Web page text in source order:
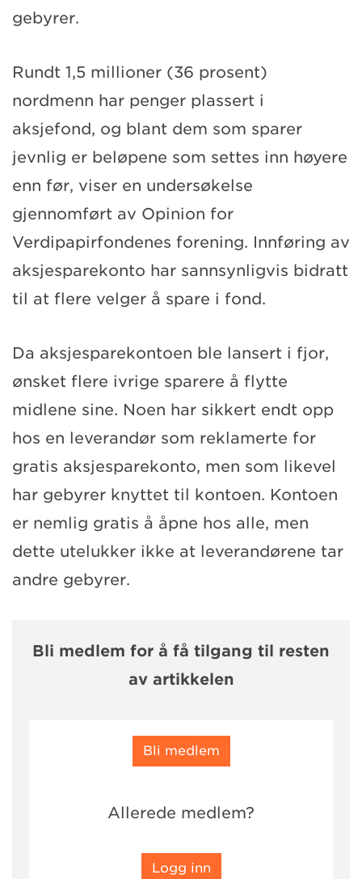
gebyrer.
Rundt 1,5 millioner (36 prosent)
nordmenn har penger plassert i
aksjefond, og blant dem som sparer
jevnlig er beløpene som settes inn høyere
enn før, viser en undersøkelse
gjennomført av Opinion for
Verdipapirfondenes forening. Innføring av
aksjesparekonto har sannsynligvis bidratt
til at flere velger å spare i fond.
Da aksjesparekontoen ble lansert i fjor,
ønsket flere ivrige sparere å flytte
midlene sine. Noen har sikkert endt opp
hos en leverandør som reklamerte for
gratis aksjesparekonto, men som likevel
har gebyrer knyttet til kontoen. Kontoen
er nemlig gratis å åpne hos alle, men
dette utelukker ikke at leverandørene tar
andre gebyrer.
Bli medlem for å få tilgang til resten
av artikkelen
Bli medlem
Allerede medlem?
Logg inn